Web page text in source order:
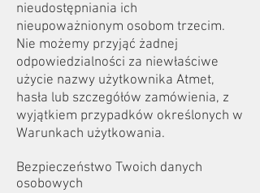
nieudostępniania ich
nieupoważnionym osobom trzecim.
Nie możemy przyjąć żadnej
odpowiedzialności za niewłaściwe
użycie nazwy użytkownika Atmet,
hasła lub szczegółów zamówienia, z
wyjątkiem przypadków określonych w
Warunkach użytkowania.
Bezpieczeństwo Twoich danych
osobowych